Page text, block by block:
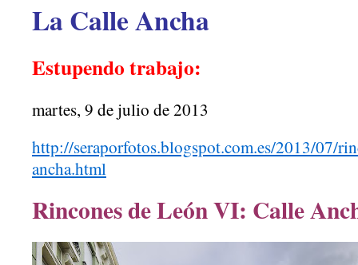
La Calle Ancha
Estupendo trabajo:
martes, 9 de julio de 2013
http://seraporfotos.blogspot.com.es/2013/07/
ancha.html
Rincones de León VI: Calle